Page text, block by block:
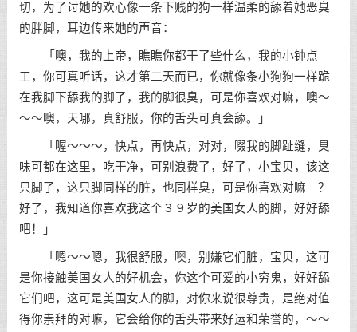
切，为了讨她的欢心像一条下贱的狗一样温柔的舔着她恶臭
的胖脚，耳边传来她的声音：
「噢，我的上帝，瞧瞧你都干了些什么，我的小钟点
工，你可真听话，这才第二天而已，你就像条小狗狗一样跪
在我脚下舔我的脚了，我的脚很臭，可是你喜欢对嘛，噢～
～～噢，天哪，真舒服，你的舌头可真会舔。」
「喔～～～，快点，再快点，对对，啜我的脚趾缝，臭
味可都在这里，吃干净，可别浪费了，好了，小宝贝，该这
只脚了，这只脚同样的脏，也同样臭，可是你喜欢对嘛 ？
好了，我知道你喜欢我这个３９岁的美国女人的脚，好好舔
吧！」
「嗯～～嗯，我很舒服，噢，别嫌它们脏，宝贝，这可
是你接触美国女人的好机会，你这个可爱的小穷鬼，好好舔
它们吧，这可是美国女人的脚，对你来说很尊贵，是绝对值
得你崇拜的对嘛，它会给你的舌头带来好运和荣誉的，～～